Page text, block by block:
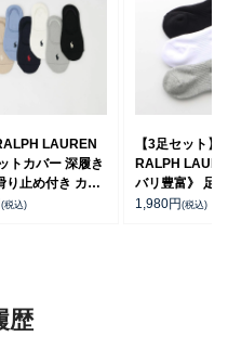
LAUREN
トカバー 深履き
り止め付き カバ
ス レディース
(税込)
【3足セット】
RALPH
バリ豊富》 足
ーチサポート
1,980円(税込)
歴